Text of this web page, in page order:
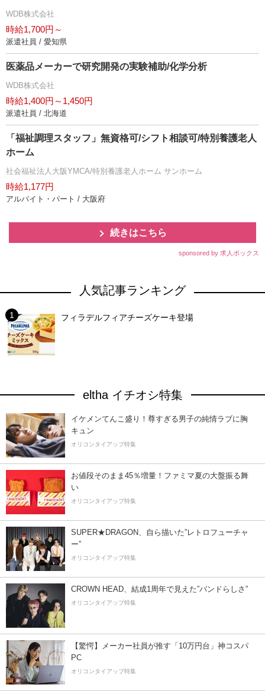
WDB株式会社
時給1,700円～
派遣社員 / 愛知県
医薬品メーカーで研究開発の実験補助/化学分析
WDB株式会社
時給1,400円～1,450円
派遣社員 / 北海道
「福祉調理スタッフ」無資格可/シフト相談可/特別養護老人
ホーム
社会福祉法人大阪YMCA/特別養護老人ホーム サンホーム
時給1,177円
アルバイト・パート / 大阪府
続きはこちら
sponsored by 求人ボックス
人気記事ランキング
フィラデルフィアチーズケーキ登場
eltha イチオシ特集
イケメンてんこ盛り！尊すぎる男子の純情ラブに胸
キュン
オリコンタイアップ特集
お値段そのまま45％増量！ファミマ夏の大盤振る舞
い
オリコンタイアップ特集
SUPER★DRAGON、自ら描いた”レトロフューチャ
ー”
オリコンタイアップ特集
CROWN HEAD、結成1周年で見えた”バンドらしさ”
オリコンタイアップ特集
【驚愕】メーカー社員が推す「10万円台」神コスパ
PC
オリコンタイアップ特集